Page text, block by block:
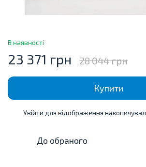
В наявності
23 371 грн 28 044 грн
Купити
Увійти для відображення
До обраного